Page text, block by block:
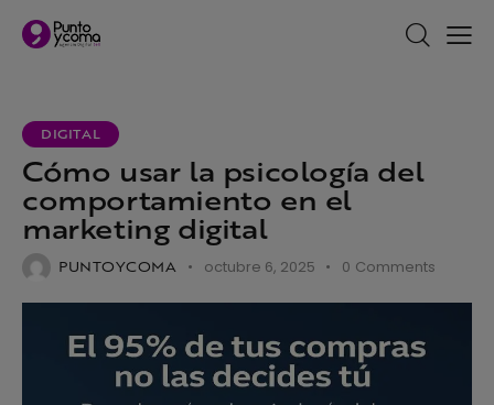
DIGITAL
Cómo usar la psicología del
comportamiento en el
marketing digital
PUNTOYCOMA octubre 6, 2025 0 Comments